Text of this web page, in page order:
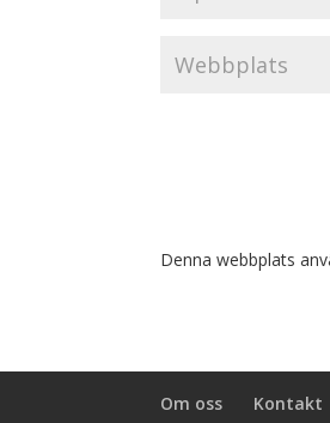
Denna webbplats
Om oss Kontakt